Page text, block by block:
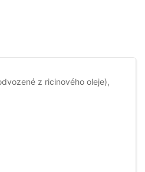
z ricinového oleje),